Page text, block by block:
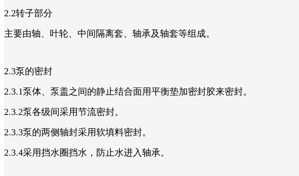
2.2转子部分
主要由轴、叶轮、中间隔离套、轴承及轴套等组成。
2.3泵的密封
2.3.1泵体、泵盖之间的静止结合面用平衡垫加密封胶来密封。
2.3.2泵各级间采用节流密封。
2.3.3泵的两侧轴封采用软填料密封。
2.3.4采用挡水圈挡水，防止水进入轴承。